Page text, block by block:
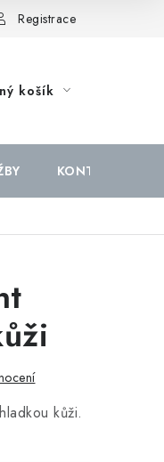
Registrace
košík
KONTAKTY
kůži.